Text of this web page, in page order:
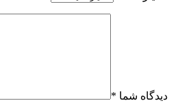
دیدگاه شما *